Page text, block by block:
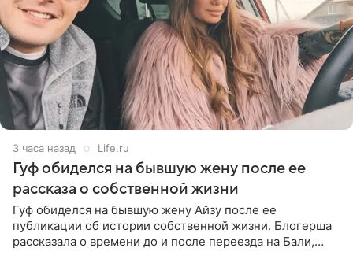
3 часа назад Life.ru
Гуф обиделся на бывшую жену после ее
рассказа о собственной жизни
Гуф обиделся на бывшую жену Айзу после ее
публикации об истории собственной жизни. Блогерша
рассказала о времени до и после переезда на Бали,